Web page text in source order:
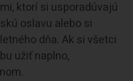
ktorí si usporadúvajú
oslavu alebo si
dňa. Ak si všetci
užiť naplno,